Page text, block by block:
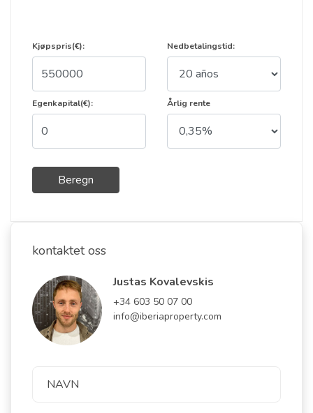
Kjøpspris(€):
Egenkapital(€):
Beregn
Nedbetalingstid:
Årlig rente
kontaktet oss
Justas Kovalevskis
+34 603 50 07 00
info@iberiaproperty.com